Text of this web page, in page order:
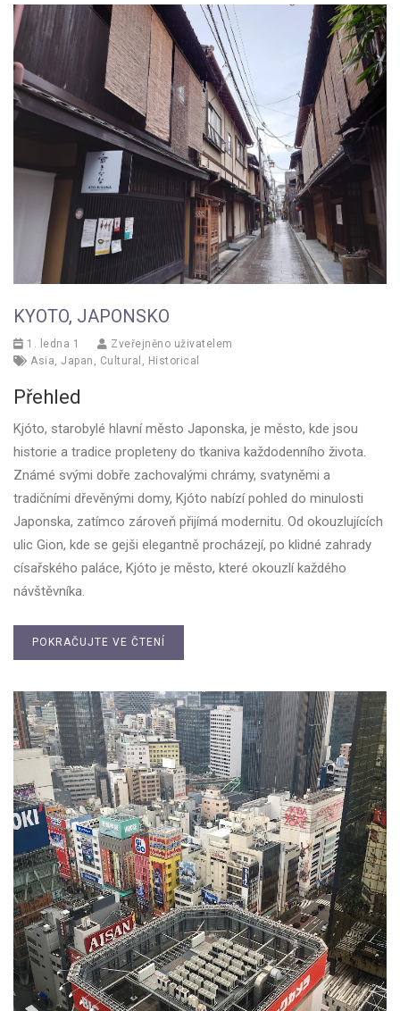
KYOTO, JAPONSKO
1. ledna 1
Zveřejněno uživatelem
Asia, Japan , Cultural , Historical
Přehled
Kjóto, starobylé hlavní město Japonska, je město, kde jsou
historie a tradice propleteny do tkaniva každodenního života.
Známé svými dobře zachovalými chrámy, svatyněmi a
tradičními dřevěnými domy, Kjóto nabízí pohled do minulosti
Japonska, zatímco zároveň přijímá modernitu. Od okouzlujících
ulic Gion, kde se gejši elegantně procházejí, po klidné zahrady
císařského paláce, Kjóto je město, které okouzlí každého
návštěvníka.
POKRAČUJTE VE ČTENÍ